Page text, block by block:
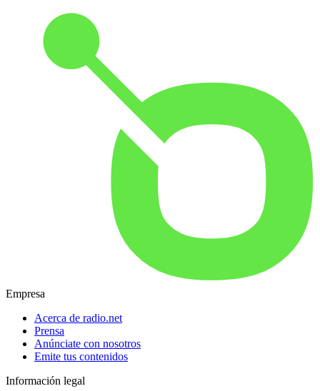
Empresa
Acerca de radio.net
Prensa
Anúnciate con nosotros
Emite tus contenidos
Información legal